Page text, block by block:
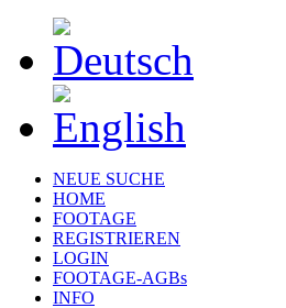
NEUE SUCHE
HOME
FOOTAGE
REGISTRIEREN
LOGIN
FOOTAGE-AGBs
INFO